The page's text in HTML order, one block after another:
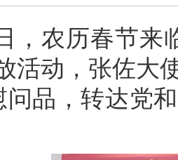
，农历春节来
活动，张佐大
问品，转达党